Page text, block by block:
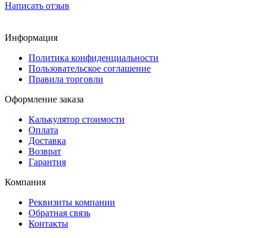
Написать отзыв
Информация
Политика конфиденциальности
Пользовательское соглашение
Правила торговли
Оформление заказа
Калькулятор стоимости
Оплата
Доставка
Возврат
Гарантия
Компания
Реквизиты компании
Обратная связь
Контакты